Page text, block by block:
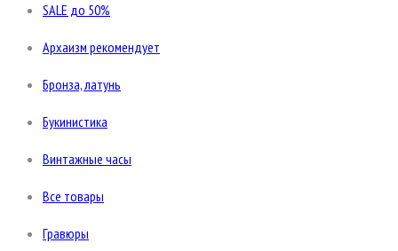
SALE до 50%
Архаизм рекомендует
Бронза, латунь
Букинистика
Винтажные часы
Все товары
Гравюры